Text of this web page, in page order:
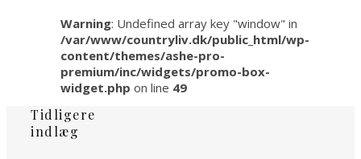
Warning: Undefined array key "window" in
/var/www/countryliv.dk/public_html/wp-
content/themes/ashe-pro-
premium/inc/widgets/promo-box-
widget.php on line 49
Tidligere
indlæg